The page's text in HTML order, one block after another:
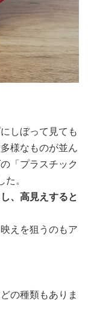
しぼって見ても
様なものが並ん
「プラスチック
。
、高見えすると
えを狙うのもア
の種類もありま